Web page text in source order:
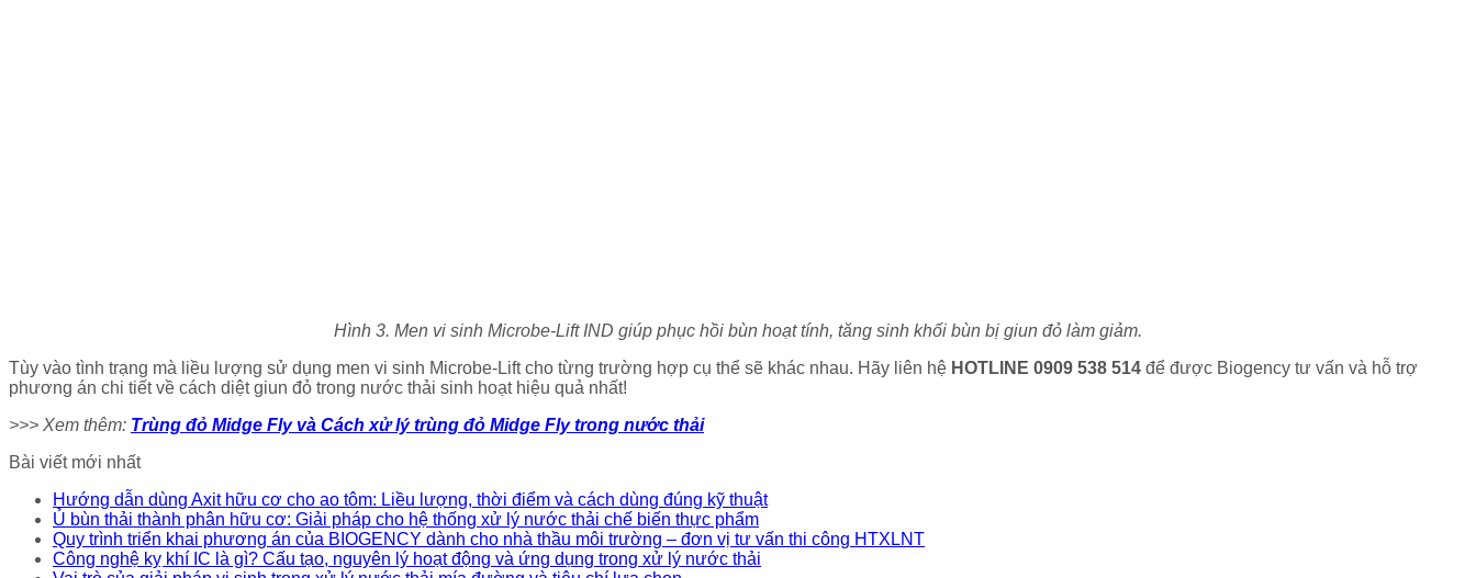
Hình 3. Men vi sinh Microbe-Lift IND giúp phục hồi bùn hoạt tính, tăng sinh khối bùn bị giun đỏ làm giảm.
Tùy vào tình trạng mà liều lượng sử dụng men vi sinh Microbe-Lift cho từng trường hợp cụ thể sẽ khác nhau. Hãy liên hệ HOTLINE 0909 538 514 để được Biogency tư vấn và hỗ trợ
phương án chi tiết về cách diệt giun đỏ trong nước thải sinh hoạt hiệu quả nhất!
>>> Xem thêm: Trùng đỏ Midge Fly và Cách xử lý trùng đỏ Midge Fly trong nước thải
Bài viết mới nhất
Hướng dẫn dùng Axit hữu cơ cho ao tôm: Liều lượng, thời điểm và cách dùng đúng kỹ thuật
Ủ bùn thải thành phân hữu cơ: Giải pháp cho hệ thống xử lý nước thải chế biến thực phẩm
Quy trình triển khai phương án của BIOGENCY dành cho nhà thầu môi trường – đơn vị tư vấn thi công HTXLNT
Công nghệ kỵ khí IC là gì? Cấu tạo, nguyên lý hoạt động và ứng dụng trong xử lý nước thải